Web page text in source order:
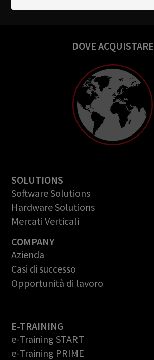
DOVE ACQUISTARE
SOLUTIONS
Software Solutions
Hardware Solutions
Mercati Verticali
COMPANY
Azienda
Casi di successo
Opportunità di lavoro
E-TRAINING
e-Training START
e-Training PRIME